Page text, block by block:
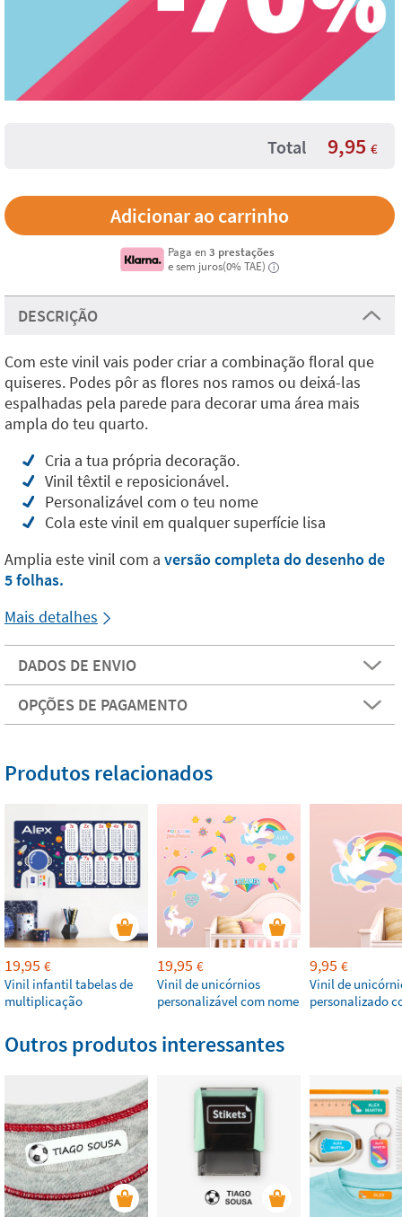
Total 9,95 €
Paga en3 prestações
e sem juros(0% TAE)
i
DESCRIÇÃO
Com este vinil vais poder criar a combinação floral que
quiseres. Podes pôr as flores nos ramos ou deixá-las
espalhadas pela parede para decorar uma área mais
ampla do teu quarto.
Cria a tua própria decoração.
Vinil têxtil e reposicionável.
Personalizável com o teu nome
Cola este vinil em qualquer superfície lisa
Amplia este vinil com a versão completa do desenho de
5 folhas.
Mais detalhes
DADOS DE ENVIO
OPÇÕES DE PAGAMENTO
Produtos relacionados
19,95 €
Vinil infantil tabelas de
multiplicação
19,95 €
Vinil de unicórnios
personalizável com nome
9,95 €
Vinil de
personalizado
Outros produtos interessantes